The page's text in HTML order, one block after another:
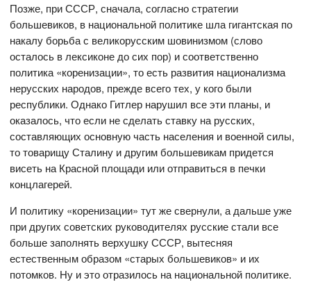
Позже, при СССР, сначала, согласно стратегии
большевиков, в национальной политике шла гигантская по
накалу борьба с великорусским шовинизмом (слово
осталось в лексиконе до сих пор) и соответственно
политика «коренизации», то есть развития национализма
нерусских народов, прежде всего тех, у кого были
республики. Однако Гитлер нарушил все эти планы, и
оказалось, что если не сделать ставку на русских,
составляющих основную часть населения и военной силы,
то товарищу Сталину и другим большевикам придется
висеть на Красной площади или отправиться в печки
концлагерей.
И политику «коренизации» тут же свернули, а дальше уже
при других советских руководителях русские стали все
больше заполнять верхушку СССР, вытесняя
естественным образом «старых большевиков» и их
потомков. Ну и это отразилось на национальной политике.